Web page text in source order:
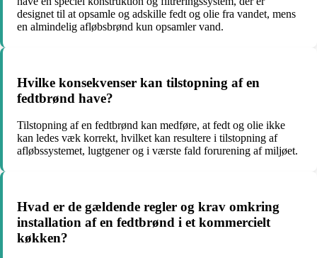
designet til at opsamle og adskille fedt og olie fra vandet, mens
en almindelig afløbsbrønd kun opsamler vand.
Hvilke konsekvenser kan tilstopning af en
fedtbrønd have?
Tilstopning af en fedtbrønd kan medføre, at fedt og olie ikke
kan ledes væk korrekt, hvilket kan resultere i tilstopning af
afløbssystemet, lugtgener og i værste fald forurening af miljøet.
Hvad er de gældende regler og krav omkring
installation af en fedtbrønd i et kommercielt
køkken?